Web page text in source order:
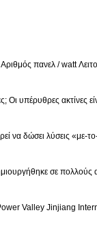
Αριθμός πανελ / watt
Οι υπέρυθρες
να δώσει λύσεις «με-
σε
Valley Jinjiang